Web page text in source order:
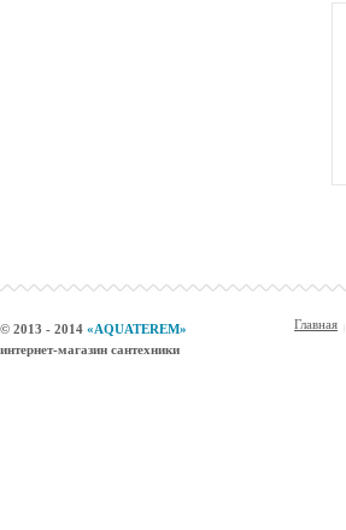
© 2013 - 2014 «AQUATEREM»
интернет-магазин сантехники
Главная